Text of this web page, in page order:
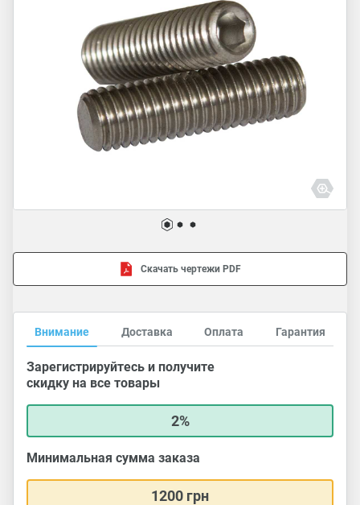
Скачать чертежи PDF
Внимание Доставка Оплата Гарантия
Зарегистрируйтесь и получите
скидку на все товары
2%
Минимальная сумма заказа
1200 грн